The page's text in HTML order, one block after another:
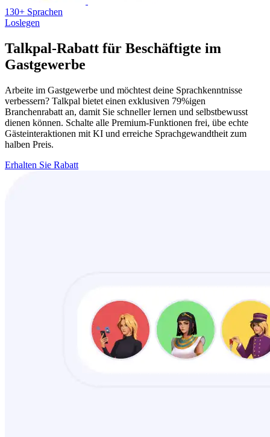
130+ Sprachen
Loslegen
Talkpal-Rabatt für Beschäftigte im
Gastgewerbe
Arbeite im Gastgewerbe und möchtest deine Sprachkenntnisse
verbessern? Talkpal bietet einen exklusiven 79%igen
Branchenrabatt an, damit Sie schneller lernen und selbstbewusst
dienen können. Schalte alle Premium-Funktionen frei, übe echte
Gästeinteraktionen mit KI und erreiche Sprachgewandtheit zum
halben Preis.
Erhalten Sie Rabatt